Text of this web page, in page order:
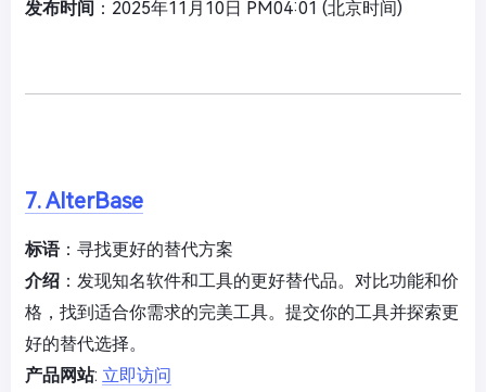
发布时间 ：2025年11月10日 PM04:01 (北京时间)
7. AlterBase
标语：寻找更好的替代方案
介绍 ：发现知名软件和工具的更好替代品。对比功能和价
格，找到适合你需求的完美工具。提交你的工具并探索更
好的替代选择。
产品网站: 立即访问